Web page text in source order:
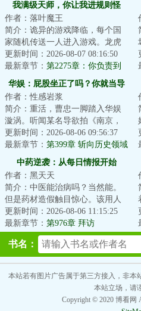
我满级天师，你让我进规则怪
谈？
作者：落叶魔王
简介：诡异的游戏降临，每个国
家随机传送一人进入游戏。龙虎
山修炼了两年的张阳青莫名其妙
进入了规则怪谈...
更新时间：2026-08-07 08:16:50
最新章节： 第2275章：你负责到
底，出了事我找你！（求订阅，
求月票）
华娱：屁股坐正了吗？你就当导
作者：性感岩浆
简介：重活，曹忠一脚踏入华娱
漩涡。听闻某名导欲拍《南京，
南京！》，其历史观的歪斜让他
慨然一叹。为拨...
更新时间：2026-08-06 09:56:37
最新章节： 第399章 斩向历史领域
的致命一刀！万马齐喑！
中药逆袭：从每日情报开始
作者：黑天天
简介：中医能治病吗？当然能。
但是药材造假触目惊心。该用人
参炮制的红参，却被商家用更便
宜的西洋参代替...
更新时间：2026-08-06 11:15:25
最新章节： 第976章 拜访
书名：
本站若有图片广告属于第三方接入，非本
本站立场，请
Copyright © 2020 博看网